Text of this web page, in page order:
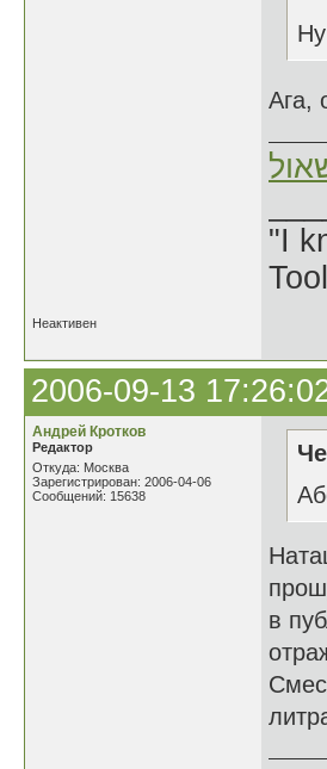
Ага,
"I
Tool
Неактивен
2006-09-13
Андрей Кротков
Редактор
Откуда: Москва
Зарегистрирован: 2006-04-06
Сообщений: 15638
в